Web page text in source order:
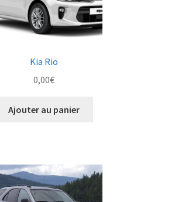
Kia Rio
0,00€
Ajouter au panier